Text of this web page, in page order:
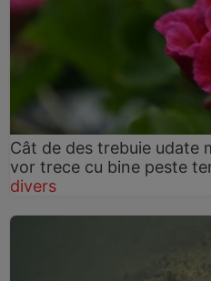
Cât de des trebuie udate
vor trece cu bine peste
divers